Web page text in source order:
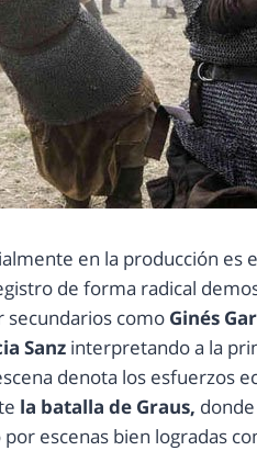
en la producción
de forma radical
como Ginés
Sanz interpretando a la
denota los esfuerzos
la batalla de Graus,
escenas bien logradas